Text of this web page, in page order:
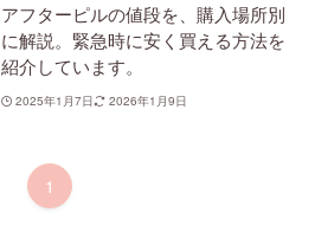
アフターピルの値段を、購入場所別
に解説。緊急時に安く買える方法を
紹介しています。
2025年1月7日 2026年1月9日
1